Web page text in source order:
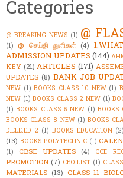
Categories
@ BREAKING NEWS (1) @
(1) @ செய்தி துளிகள் (4)
ADMISSION UPDATES (144)
KEY (21) ARTICLES (171)
UPDATES (8) BANK JOB
NEW (1) BOOKS CLASS 10 NEW (1)
NEW (1) BOOKS CLASS 2 NEW (1)
(1) BOOKS CLASS 5 NEW (1) BOOKS
BOOKS CLASS 8 NEW (1) BOOKS
D.ELE.ED 2 (1) BOOKS EDUCATION (2)
(13) BOOKS POLYTECHNIC (1)
(1)
CBSE UPDATES (4) CCE
PROMOTION (7) CEO LIST (1)
MATERIALS (13) CLASS 11